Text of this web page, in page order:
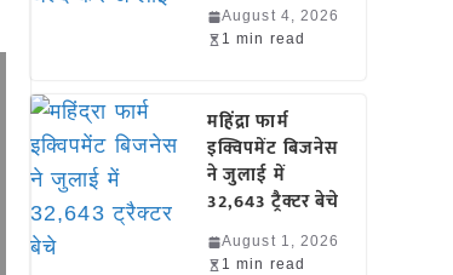
August 4, 2026
1 min read
महिंद्रा फार्म
इक्विपमेंट बिजनेस
ने जुलाई में
32,643 ट्रैक्टर बेचे
August 1, 2026
1 min read